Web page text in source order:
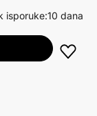
isporuke:10 dana